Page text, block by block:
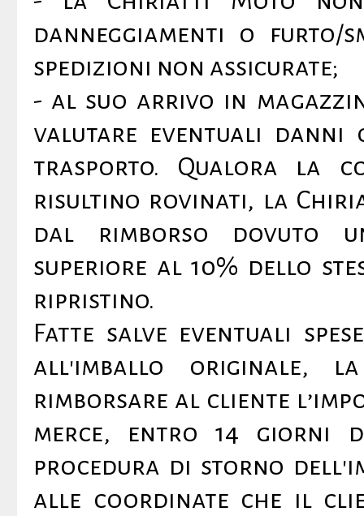
danneggiamenti o furto/
spedizioni non assicurate;
- al suo arrivo in
valutare eventuali danni
trasporto. Qualora la
risultino rovinati, la
dal rimborso dovuto
superiore al 10% dello
ripristino.
Fatte salve eventuali
all'imballo originale,
rimborsare al cliente
merce, entro 14 giorni
procedura di storno
alle coordinate che il